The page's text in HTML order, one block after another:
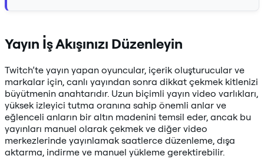
Yayın İş Akışınızı Düzenleyin
Twitch’te yayın yapan oyuncular, içerik oluşturucular ve
markalar için, canlı yayından sonra dikkat çekmek kitlenizi
büyütmenin anahtarıdır. Uzun biçimli yayın video varlıkları,
yüksek izleyici tutma oranına sahip önemli anlar ve
eğlenceli anların bir altın madenini temsil eder, ancak bu
yayınları manuel olarak çekmek ve diğer video
merkezlerinde yayınlamak saatlerce düzenleme, dışa
aktarma, indirme ve manuel yükleme gerektirebilir.